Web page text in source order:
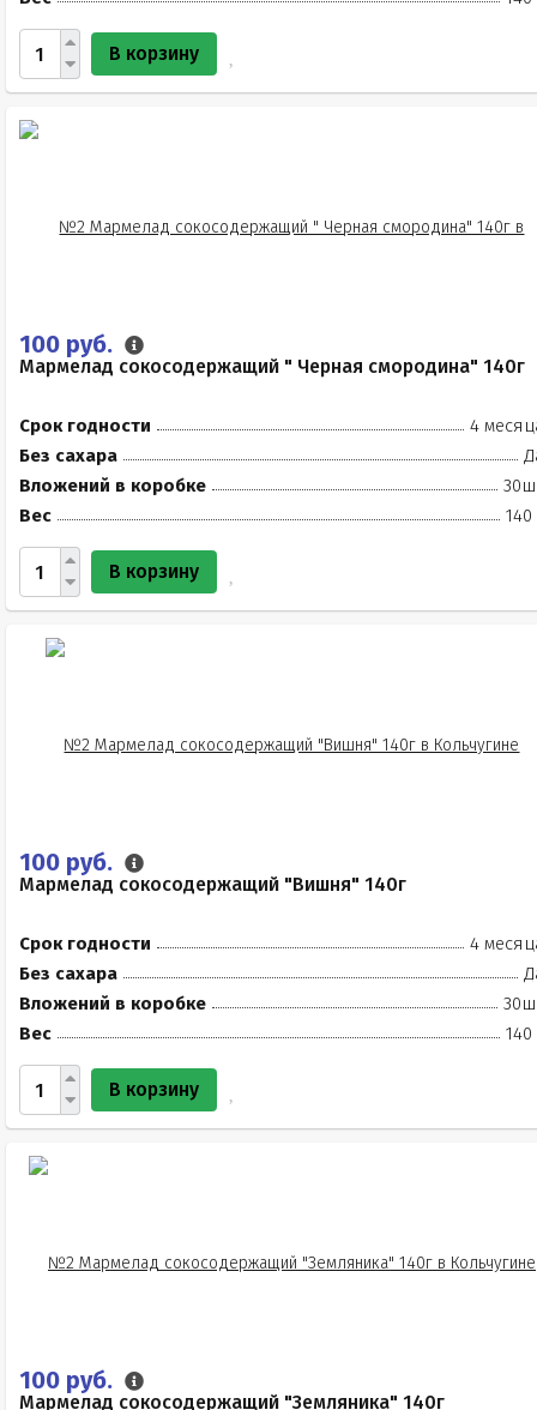
В корзину
100 руб.
Мармелад сокосодержащий " Черная смородина" 140г
Срок годности
4
Без сахара
Вложений в коробке
Вес
140
В корзину
100 руб.
Мармелад сокосодержащий "Вишня" 140г
Срок годности
4
Без сахара
Вложений в коробке
Вес
140
В корзину
100 руб.
Мармелад сокосодержащий "Земляника" 140г